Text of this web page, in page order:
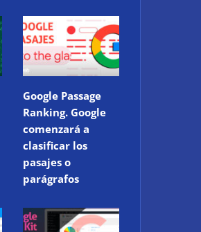
Google Passage
Ranking. Google
comenzará a
clasificar los
pasajes o
parágrafos